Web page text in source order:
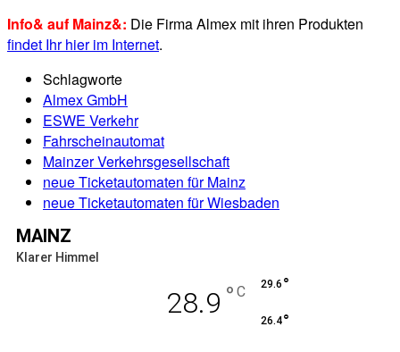
Info& auf Mainz&: Die Firma Almex mit ihren Produkten
findet Ihr hier im Internet.
Schlagworte
Almex GmbH
ESWE Verkehr
Fahrscheinautomat
Mainzer Verkehrsgesellschaft
neue Ticketautomaten für Mainz
neue Ticketautomaten für Wiesbaden
MAINZ
Klarer Himmel
28.9 ° C 29.6 °
26.4°